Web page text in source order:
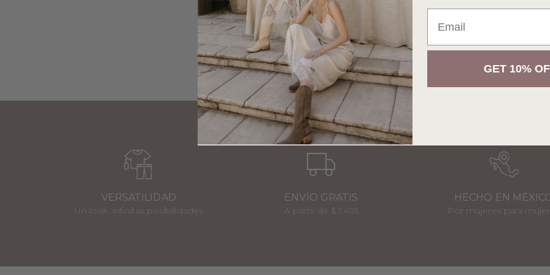
VERSATILIDAD
Un look, infinitas posibilidades
ENVÍO GRATIS
A partir de $2,495
HECHO EN
Por mujeres para
GET 10%